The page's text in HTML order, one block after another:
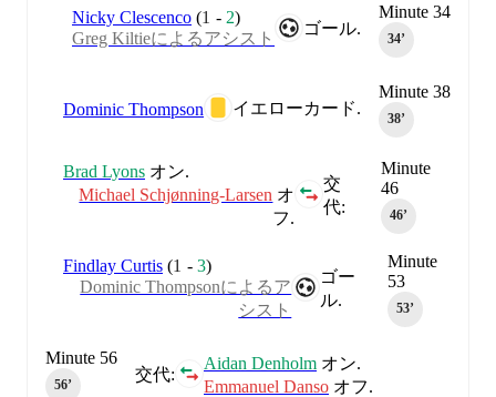
Minute 34
34‎’‎
ゴール.
Nicky Clescenco (1 - 2)
Greg Kiltieによるアシスト
Minute 38
38‎’‎
イエローカード.
Dominic Thompson
Minute
46
46‎’‎
交
代:
Brad Lyons オン.
Michael Schjønning-Larsen オ
フ.
Minute
53
53‎’‎
ゴー
ル.
Findlay Curtis (1 -3)
Dominic Thompsonによるア
シスト
交代:
Aidan Denholm オン.
Emmanuel Danso オフ.
Minute 56
56‎’‎